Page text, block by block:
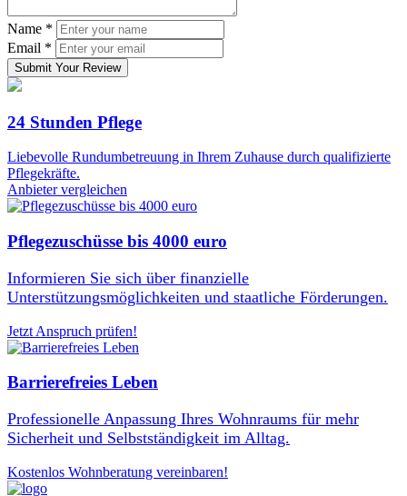
Name *
Email *
Submit Your Review
24 Stunden Pflege
Liebevolle Rundumbetreuung in Ihrem Zuhause durch qualifizierte
Pflegekräfte.
Anbieter vergleichen
Pflegezuschüsse bis 4000 euro
Informieren Sie sich über finanzielle
Unterstützungsmöglichkeiten und staatliche Förderungen.
Jetzt Anspruch prüfen!
Barrierefreies Leben
Professionelle Anpassung Ihres Wohnraums für mehr
Sicherheit und Selbstständigkeit im Alltag.
Kostenlos Wohnberatung vereinbaren!